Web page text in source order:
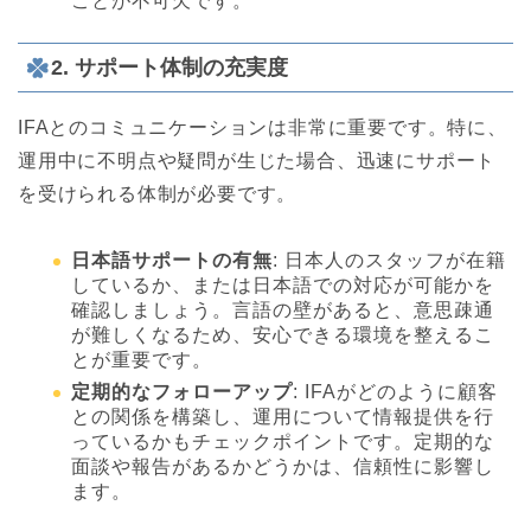
2. サポート体制の充実度
IFAとのコミュニケーションは非常に重要です。特に、
運用中に不明点や疑問が生じた場合、迅速にサポート
を受けられる体制が必要です。
日本語サポートの有無: 日本人のスタッフが在籍
しているか、または日本語での対応が可能かを
確認しましょう。言語の壁があると、意思疎通
が難しくなるため、安心できる環境を整えるこ
とが重要です。
定期的なフォローアップ: IFAがどのように顧客
との関係を構築し、運用について情報提供を行
っているかもチェックポイントです。定期的な
面談や報告があるかどうかは、信頼性に影響し
ます。